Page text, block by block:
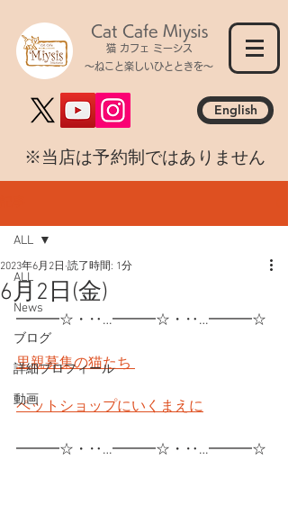
Cat Cafe Miysis
猫 カフェ ミーシス
～ねこと楽しいひとときを～
English
​※当店は予約制ではありません
ALL
News
ブログ
詳細プロフィール
動画
ALL
6月2日(金)
2023年6月2日 読了時間: 1分
━━━☆・‥…━━━☆・‥…━━━☆
里親募集の猫たち
ペットショップにいくまえに
━━━☆・‥…━━━☆・‥…━━━☆